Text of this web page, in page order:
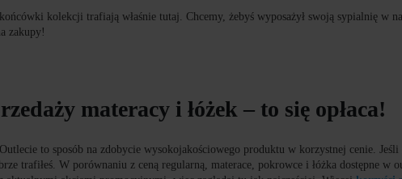
kolekcji trafiają właśnie tutaj. Chcemy, żebyś wyposażył swoją sypialnię w
zakupy!
materacy i łóżek – to się opłaca!
to sposób na zdobycie wysokojakościowego produktu w korzystnej cenie. Jeśli
trafiłeś. W porównaniu z ceną regularną, materace, pokrowce i łóżka dostępne w